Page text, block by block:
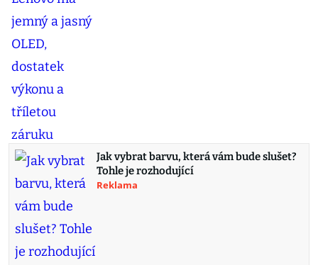
Jak vybrat barvu, která vám bude slušet?
Tohle je rozhodující
Reklama